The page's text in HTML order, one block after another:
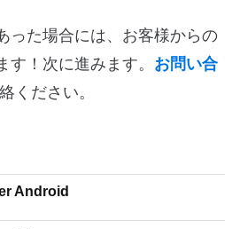
った場合には、お客様からの
！次に進みます。 お問い合
ください。
Android